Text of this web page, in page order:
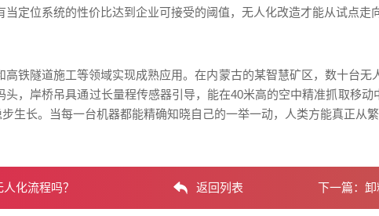
定位系统的性价比达到企业可接受的阈值，无人化改造才能从试点走
铁隧道施工等领域实现成熟应用。在内蒙古的某智慧矿区，数十台无
，岸桥吊具通过长量程传感器引导，能在40米高的空中精准抓取移
生长。当每一台机器都能精确知晓自己的一举一动，人类方能真正从
化流程吗？ 返回列表 下一篇： 卸